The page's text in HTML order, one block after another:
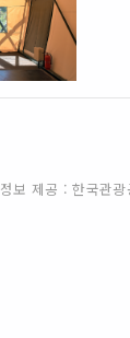
정보 제공 : 한국관